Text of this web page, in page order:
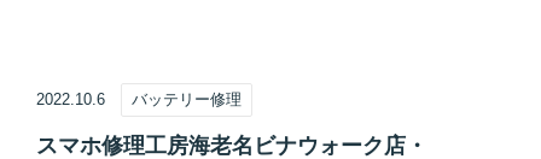
2022.10.6 バッテリー修理
スマホ修理工房海老名ビナウォーク店・